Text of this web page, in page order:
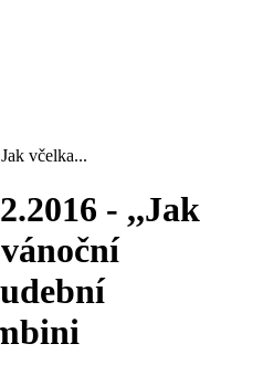
včelka...
- ,,Jak